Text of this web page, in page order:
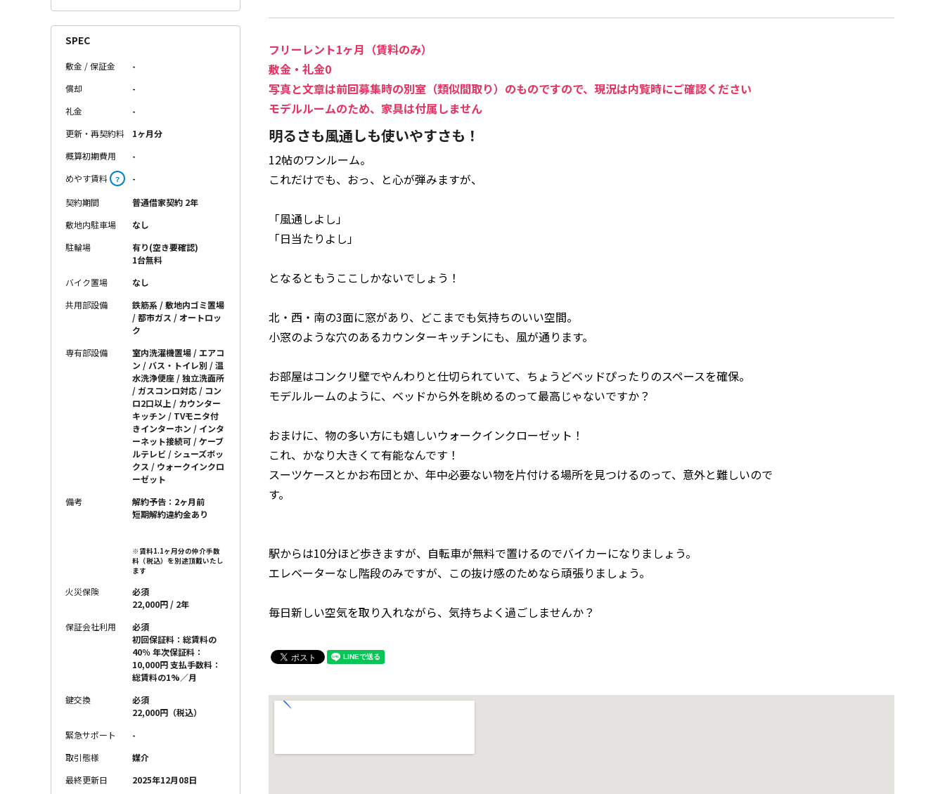
フリーレント1ヶ月（賃料のみ）
敷金・礼金0
写真と文章は前回募集時の別室（類似間取り）のものですので、現況は内覧時にご確認ください
モデルルームのため、家具は付属しません
明るさも風通しも使いやすさも！
12帖のワンルーム。
これだけでも、おっ、と心が弾みますが、
「風通しよし」
「日当たりよし」
となるともうここしかないでしょう！
北・西・南の3面に窓があり、どこまでも気持ちのいい空間。
小窓のような穴のあるカウンターキッチンにも、風が通ります。
お部屋はコンクリ壁でやんわりと仕切られていて、ちょうどベッドぴったりのスペースを確保。
モデルルームのように、ベッドから外を眺めるのって最高じゃないですか？
おまけに、物の多い方にも嬉しいウォークインクローゼット！
これ、かなり大きくて有能なんです！
スーツケースとかお布団とか、年中必要ない物を片付ける場所を見つけるのって、意外と難しいので
す。
駅からは10分ほど歩きますが、自転車が無料で置けるのでバイカーになりましょう。
エレベーターなし階段のみですが、この抜け感のためなら頑張りましょう。
毎日新しい空気を取り入れながら、気持ちよく過ごしませんか？
SPEC
敷金 / 保証金
-
償却
-
礼金
-
更新・再契約料
1ヶ月分
概算初期費用
-
めやす賃料
？ -
契約期間
普通借家契約 2年
敷地内駐車場
なし
駐輪場
有り(空き要確認)
1台無料
バイク置場
なし
共用部設備
鉄筋系 / 敷地内ゴミ置場
/ 都市ガス / オートロッ
ク
専有部設備
室内洗濯機置場 / エアコ
ン / バス・トイレ別 / 温
水洗浄便座 / 独立洗面所
/ ガスコンロ対応 / コン
ロ2口以上 / カウンター
キッチン / TVモニタ付
きインターホン / インタ
ーネット接続可 / ケーブ
ルテレビ / シューズボッ
クス / ウォークインクロ
ーゼット
備考
解約予告：2ヶ月前
短期解約違約金あり
※賃料1.1ヶ月分の仲介手数
料（税込）を別途頂戴いたし
ます
火災保険
必須
22,000円 / 2年
保証会社利用
必須
初回保証料：総賃料の
40％ 年次保証料：
10,000円 支払手数料：
総賃料の1%／月
鍵交換
必須
22,000円（税込）
緊急サポート
-
取引態様
媒介
最終更新日
2025年12月08日